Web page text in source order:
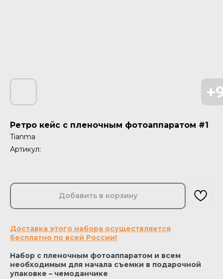
Ретро кейс с пленочным фотоаппаратом #1
Tianma
Артикул:
Добавить в корзину
Доставка этого набора осуществляется
бесплатно по всей России!
Набор с пленочным фотоаппаратом и всем
необходимым для начала съемки в подарочной
упаковке – чемоданчике